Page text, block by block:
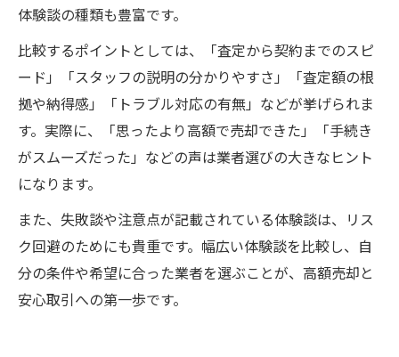
体験談の種類も豊富です。
比較するポイントとしては、「査定から契約までのスピ
ード」「スタッフの説明の分かりやすさ」「査定額の根
拠や納得感」「トラブル対応の有無」などが挙げられま
す。実際に、「思ったより高額で売却できた」「手続き
がスムーズだった」などの声は業者選びの大きなヒント
になります。
また、失敗談や注意点が記載されている体験談は、リス
ク回避のためにも貴重です。幅広い体験談を比較し、自
分の条件や希望に合った業者を選ぶことが、高額売却と
安心取引への第一歩です。